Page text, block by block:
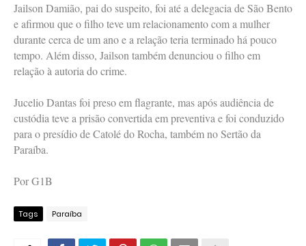
Jailson Damião, pai do suspeito, foi até a delegacia de São Bento
e afirmou que o filho teve um relacionamento com a mulher
durante cerca de um ano e a relação teria terminado há pouco
tempo. Além disso, Jailson também denunciou o filho em
relação à autoria do crime.
Jucelio Dantas foi preso em flagrante, mas após audiência de
custódia teve a prisão convertida em preventiva e foi conduzido
para o presídio de Catolé do Rocha, também no Sertão da
Paraíba.
Por G1B
Tags Paraíba